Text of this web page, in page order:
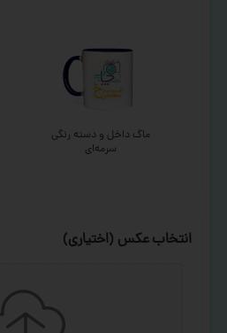
ماگ داخل و دسته رنگی
سرمه‌ای
انتخاب عکس (اختیاری)